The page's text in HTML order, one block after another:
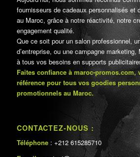
fournisseurs de cadeaux personnalisés et
au Maroc, grâce à notre réactivité, notre
engagement qualité.
Que ce soit pour un salon professionnel,
d’entreprise, ou une campagne marketing,
à tous vos besoins en supports
Faites confiance à maroc-promos.com,
référence pour tous vos goodies
promotionnels au Maroc.
CONTACTEZ-NOUS :
Téléphone : +212 615285710